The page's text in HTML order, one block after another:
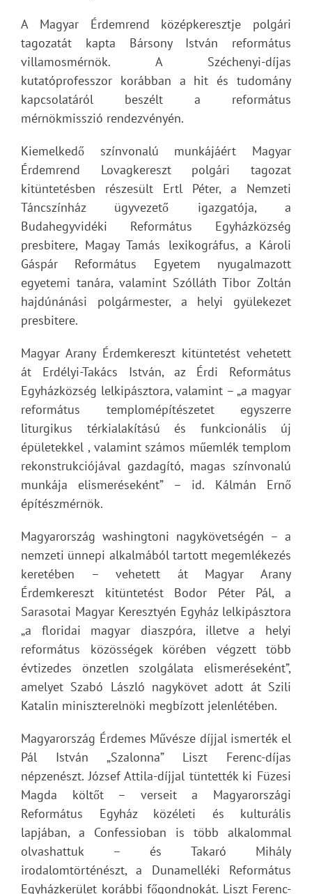
A Magyar Érdemrend középkeresztje polgári
tagozatát kapta Bársony István református
villamosmérnök. A Széchenyi-díjas
kutatóprofesszor korábban a hit és tudomány
kapcsolatáról beszélt a református
mérnökmisszió rendezvényén.
Kiemelkedő színvonalú munkájáért Magyar
Érdemrend Lovagkereszt polgári tagozat
kitüntetésben részesült Ertl Péter, a Nemzeti
Táncszínház ügyvezető igazgatója, a
Budahegyvidéki Református Egyházközség
presbitere, Magay Tamás lexikográfus, a Károli
Gáspár Református Egyetem nyugalmazott
egyetemi tanára, valamint Szólláth Tibor Zoltán
hajdúnánási polgármester, a helyi gyülekezet
presbitere.
Magyar Arany Érdemkereszt kitüntetést vehetett
át Erdélyi-Takács István, az Érdi Református
Egyházközség lelkipásztora, valamint – „a magyar
református templomépítészetet egyszerre
liturgikus térkialakítású és funkcionális új
épületekkel , valamint számos műemlék templom
rekonstrukciójával gazdagító, magas színvonalú
munkája elismeréseként” – id. Kálmán Ernő
építészmérnök.
Magyarország washingtoni nagykövetségén – a
nemzeti ünnepi alkalmából tartott megemlékezés
keretében – vehetett át Magyar Arany
Érdemkereszt kitüntetést Bodor Péter Pál, a
Sarasotai Magyar Keresztyén Egyház lelkipásztora
„a floridai magyar diaszpóra, illetve a helyi
református közösségek körében végzett több
évtizedes önzetlen szolgálata elismeréseként”,
amelyet Szabó László nagykövet adott át Szili
Katalin miniszterelnöki megbízott jelenlétében.
Magyarország Érdemes Művésze díjjal ismerték el
Pál István „Szalonna” Liszt Ferenc-díjas
népzenészt. József Attila-díjjal tüntették ki Füzesi
Magda költőt – verseit a Magyarországi
Református Egyház közéleti és kulturális
lapjában, a Confessioban is több alkalommal
olvashattuk – és Takaró Mihály
irodalomtörténészt, a Dunamelléki Református
Egyházkerület korábbi főgondnokát. Liszt Ferenc-